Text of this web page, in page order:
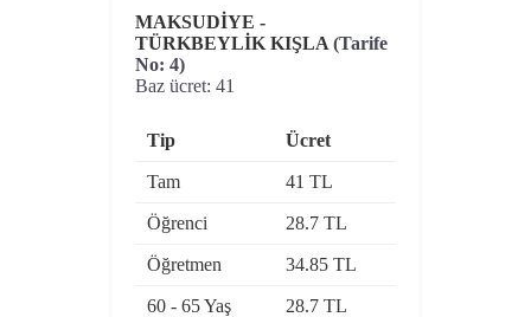
MAKSUDİYE -
TÜRKBEYLİK KIŞLA (Tarife
No: 4)
Baz ücret: 41
Tip Ücret
Tam 41 TL
Öğrenci 28.7 TL
Öğretmen 34.85 TL
60 - 65 Yaş 28.7 TL